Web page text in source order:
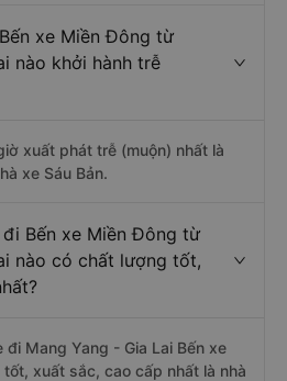
xe Miền Đông từ
nào khởi hành trễ
xuất phát trễ (muộn) nhất là
xe Sáu Bản.
đi Bến xe Miền Đông từ
nào có chất lượng tốt,
đi Mang Yang - Gia Lai Bến xe
xuất sắc, cao cấp nhất là nhà